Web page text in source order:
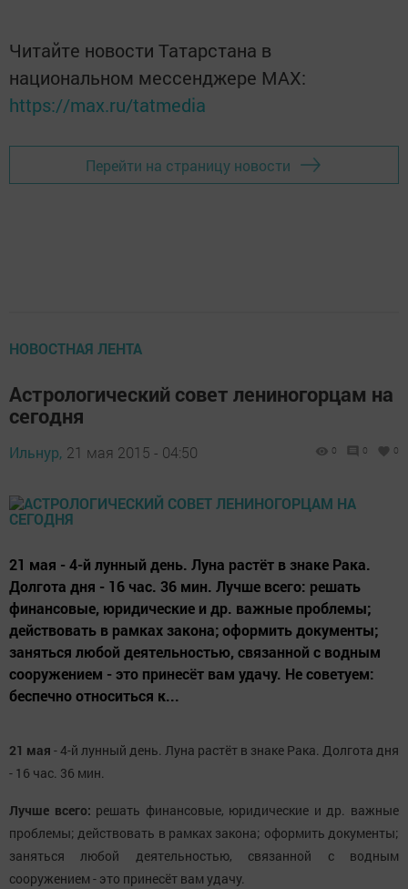
Читайте новости Татарстана в
национальном мессенджере MАХ:
https://max.ru/tatmedia
Перейти на страницу новости
НОВОСТНАЯ ЛЕНТА
Астрологический совет лениногорцам на
сегодня
Ильнур, 21 мая 2015 - 04:50 0 0 0
21 мая - 4-й лунный день. Луна растёт в знаке Рака.
Долгота дня - 16 час. 36 мин. Лучше всего: решать
финансовые, юридические и др. важные проблемы;
действовать в рамках закона; оформить документы;
заняться любой деятельностью, связанной с водным
сооружением - это принесёт вам удачу. Не советуем:
беспечно относиться к...
21 мая - 4-й лунный день. Луна растёт в знаке Рака. Долгота дня
- 16 час. 36 мин.
Лучше всего: решать финансовые, юридические и др. важные
проблемы; действовать в рамках закона; оформить документы;
заняться любой деятельностью, связанной с водным
сооружением - это принесёт вам удачу.